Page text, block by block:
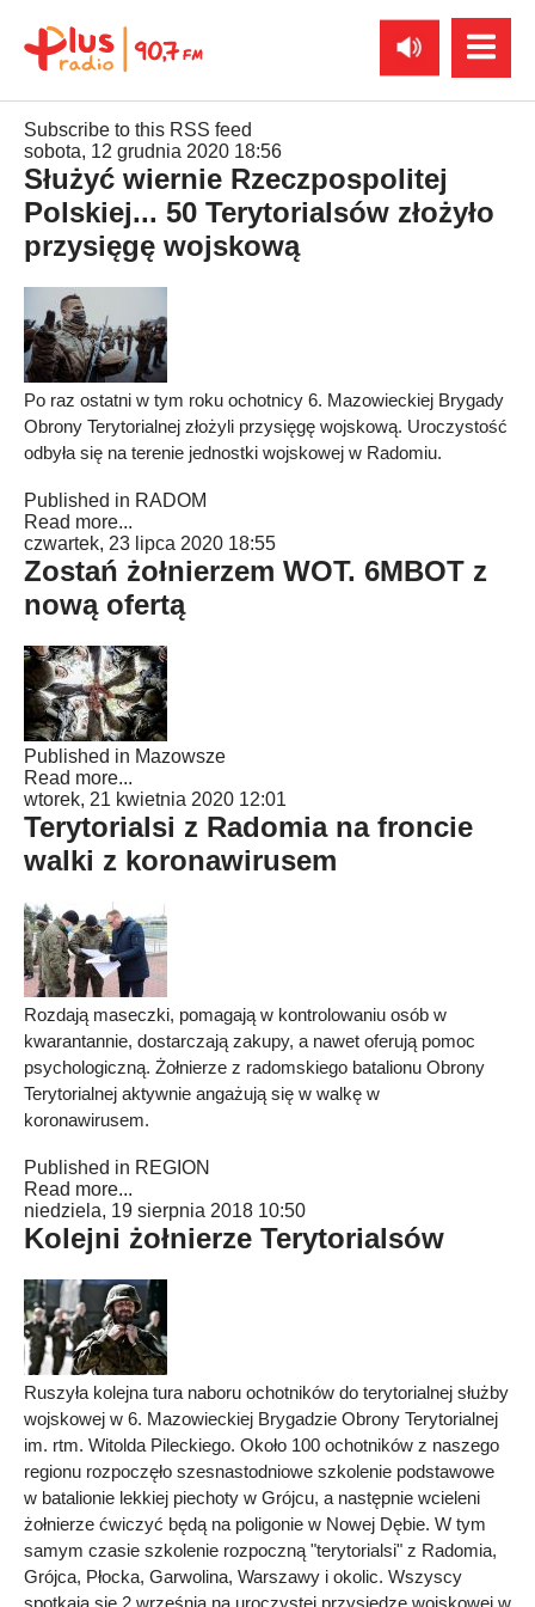
Subscribe to this RSS feed
sobota, 12 grudnia 2020 18:56
Służyć wiernie Rzeczpospolitej
Polskiej... 50 Terytorialsów złożyło
przysięgę wojskową
Po raz ostatni w tym roku ochotnicy 6. Mazowieckiej Brygady
Obrony Terytorialnej złożyli przysięgę wojskową. Uroczystość
odbyła się na terenie jednostki wojskowej w Radomiu.
Published in RADOM
Read more...
czwartek, 23 lipca 2020 18:55
Zostań żołnierzem WOT. 6MBOT z
nową ofertą
Published in Mazowsze
Read more...
wtorek, 21 kwietnia 2020 12:01
Terytorialsi z Radomia na froncie
walki z koronawirusem
Rozdają maseczki, pomagają w kontrolowaniu osób w
kwarantannie, dostarczają zakupy, a nawet oferują pomoc
psychologiczną. Żołnierze z radomskiego batalionu Obrony
Terytorialnej aktywnie angażują się w walkę w
koronawirusem.
Published in REGION
Read more...
niedziela, 19 sierpnia 2018 10:50
Kolejni żołnierze Terytorialsów
Ruszyła kolejna tura naboru ochotników do terytorialnej służby
wojskowej w 6. Mazowieckiej Brygadzie Obrony Terytorialnej
im. rtm. Witolda Pileckiego. Około 100 ochotników z naszego
regionu rozpoczęło szesnastodniowe szkolenie podstawowe
w batalionie lekkiej piechoty w Grójcu, a następnie wcieleni
żołnierze ćwiczyć będą na poligonie w Nowej Dębie. W tym
samym czasie szkolenie rozpoczną "terytorialsi" z Radomia,
Grójca, Płocka, Garwolina, Warszawy i okolic. Wszyscy
spotkają się 2 września na uroczystej przysiędze wojskowej w